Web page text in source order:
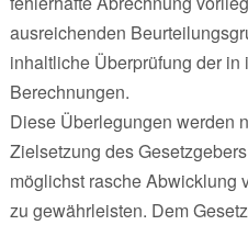
ausreichenden
inhaltliche Überprüfung der in
Berechnungen.
Diese Überlegungen werden
Zielsetzung des
möglichst rasche Abwicklung
zu gewährleisten. Dem